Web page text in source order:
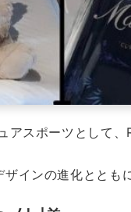
スポーツとして、
インの進化ととも